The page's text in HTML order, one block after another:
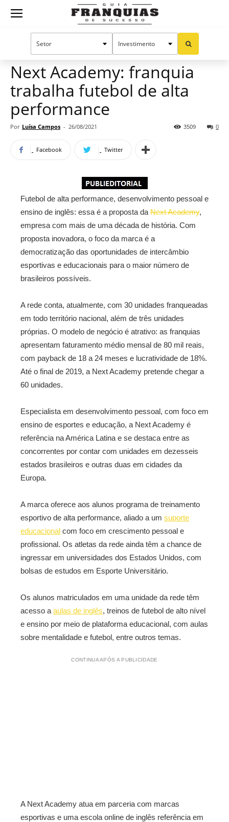
Guia
Mercado de franquias Publieditorial
Next Academy: franquia
trabalha futebol de alta
performance
Por Luísa Campos - 26/08/2021 0
3509
Facebook Twitter
Futebol de alta performance, desenvolvimento pessoal e
ensino de inglês: essa é a proposta da Next Academy,
empresa com mais de uma década de história. Com
proposta inovadora, o foco da marca é a
democratização das oportunidades de intercâmbio
esportivas e educacionais para o maior número de
brasileiros possíveis.
A rede conta, atualmente, com 30 unidades franqueadas
em todo território nacional, além de três unidades
próprias. O modelo de negócio é atrativo: as franquias
apresentam faturamento médio mensal de 80 mil reais,
com payback de 18 a 24 meses e lucratividade de 18%.
Até o final de 2019, a Next Academy pretende chegar a
60 unidades.
Especialista em desenvolvimento pessoal, com foco em
ensino de esportes e educação, a Next Academy é
referência na América Latina e se destaca entre as
concorrentes por contar com unidades em dezesseis
estados brasileiros e outras duas em cidades da
Europa.
A marca oferece aos alunos programa de treinamento
esportivo de alta performance, aliado a um suporte
educacional com foco em crescimento pessoal e
profissional. Os atletas da rede ainda têm a chance de
ingressar em universidades dos Estados Unidos, com
bolsas de estudos em Esporte Universitário.
Os alunos matriculados em uma unidade da rede têm
acesso a aulas de inglês, treinos de futebol de alto nível
e ensino por meio de plataforma educacional, com aulas
sobre mentalidade e futebol, entre outros temas.
CONTINUA APÓS A PUBLICIDADE
A Next Academy atua em parceria com marcas
esportivas e uma escola online de inglês referência em